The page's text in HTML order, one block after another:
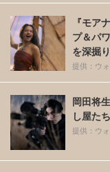
『モア
プ＆パ
を深掘り
提供：ウ
岡田将
し屋た
提供：ウ